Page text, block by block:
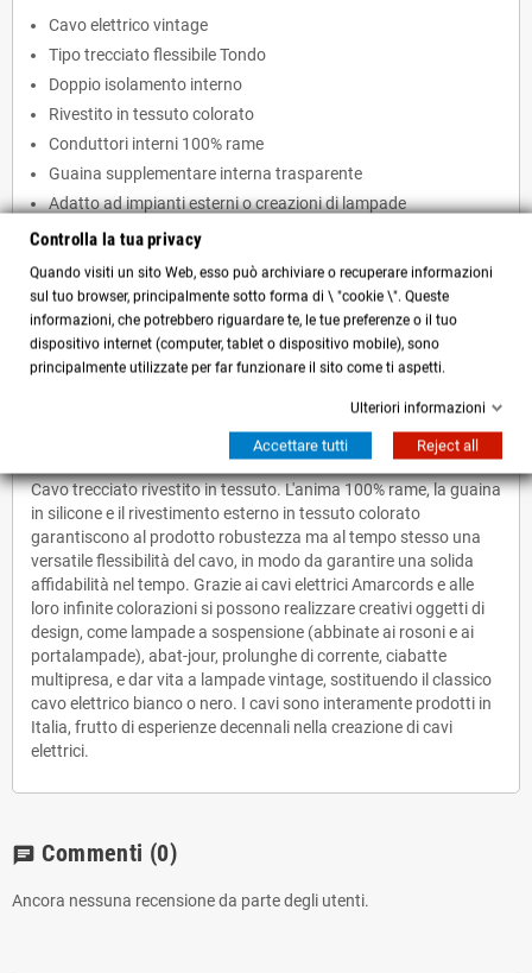
Cavo elettrico vintage
Tipo trecciato flessibile Tondo
Doppio isolamento interno
Rivestito in tessuto colorato
Conduttori interni 100% rame
Guaina supplementare interna trasparente
Adatto ad impianti esterni o creazioni di lampade
Certificazioni: CE e ROHS
Cavo trecciato rivestito in tessuto. L'anima 100% rame, la guaina
in silicone e il rivestimento esterno in tessuto colorato
garantiscono al prodotto robustezza ma al tempo stesso una
versatile flessibilità del cavo, in modo da garantire una solida
affidabilità nel tempo. Grazie ai cavi elettrici Amarcords e alle
loro infinite colorazioni si possono realizzare creativi oggetti di
design, come lampade a sospensione (abbinate ai rosoni e ai
portalampade), abat-jour, prolunghe di corrente, ciabatte
multipresa, e dar vita a lampade vintage, sostituendo il classico
cavo elettrico bianco o nero. I cavi sono interamente prodotti in
Italia, frutto di esperienze decennali nella creazione di cavi
elettrici.
chat Commenti (0)
Ancora nessuna recensione da parte degli utenti.
Controlla la tua privacy
Quando visiti un sito Web, esso può archiviare o recuperare informazioni
sul tuo browser, principalmente sotto forma di \ "cookie \". Queste
informazioni, che potrebbero riguardare te, le tue preferenze o il tuo
dispositivo internet (computer, tablet o dispositivo mobile), sono
principalmente utilizzate per far funzionare il sito come ti aspetti.
Ulteriori informazioni
Accettare tutti Reject all